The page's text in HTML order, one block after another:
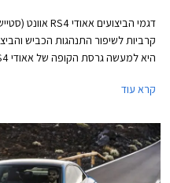
שניות מהר יותר מהגרסה הסטנדרטית.
קרא עוד